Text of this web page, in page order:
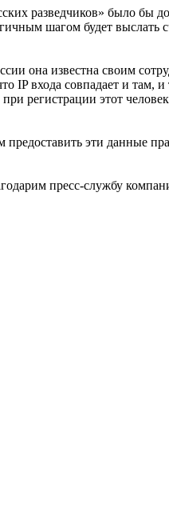
разведчиков» было бы
шагом будет выслать
она известна своим
IP входа совпадает и там,
регистрации этот
предоставить эти данные
пресс-службу